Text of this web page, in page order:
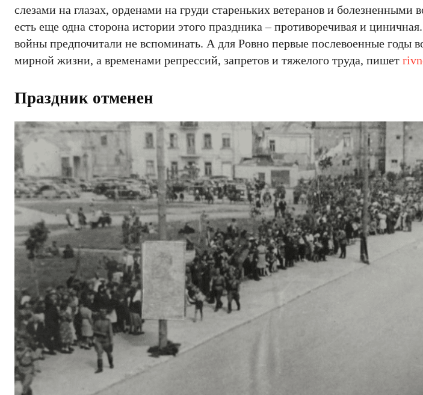
слезами на глазах, орденами на груди стареньких ветеранов и
есть еще одна сторона истории этого праздника – противоречивая и
войны предпочитали не вспоминать. А для Ровно первые послевоенные годы
мирной жизни, а временами репрессий, запретов и тяжелого труда, пишет
Праздник отменен